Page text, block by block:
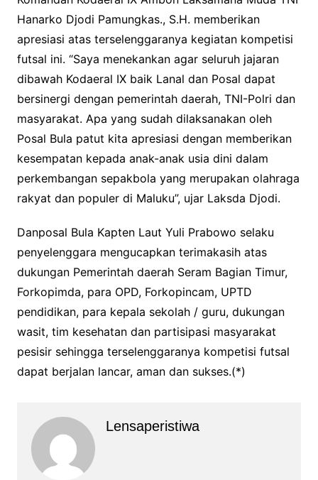
Hanarko Djodi Pamungkas., S.H. memberikan
apresiasi atas terselenggaranya kegiatan kompetisi
futsal ini. “Saya menekankan agar seluruh jajaran
dibawah Kodaeral IX baik Lanal dan Posal dapat
bersinergi dengan pemerintah daerah, TNI-Polri dan
masyarakat. Apa yang sudah dilaksanakan oleh
Posal Bula patut kita apresiasi dengan memberikan
kesempatan kepada anak-anak usia dini dalam
perkembangan sepakbola yang merupakan olahraga
rakyat dan populer di Maluku”, ujar Laksda Djodi.
Danposal Bula Kapten Laut Yuli Prabowo selaku
penyelenggara mengucapkan terimakasih atas
dukungan Pemerintah daerah Seram Bagian Timur,
Forkopimda, para OPD, Forkopincam, UPTD
pendidikan, para kepala sekolah / guru, dukungan
wasit, tim kesehatan dan partisipasi masyarakat
pesisir sehingga terselenggaranya kompetisi futsal
dapat berjalan lancar, aman dan sukses.(*)
Lensaperistiwa